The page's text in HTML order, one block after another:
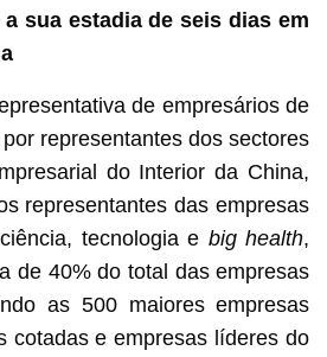
sua estadia de seis dias em
de empresários de
representantes dos sectores
do Interior da China,
representantes das empresas
tecnologia e big health,
de 40% do total das empresas
as 500 maiores empresas
cotadas e empresas líderes do